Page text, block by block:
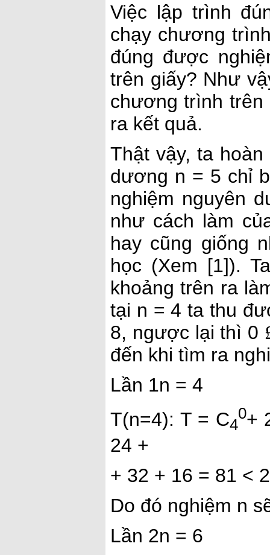
Việc lập trình
chạy chương
đúng được
trên giấy? Như
chương trình trên
ra kết quả.
Thật vậy, ta
dương n = 5 chỉ
nghiệm nguyên
như cách làm
hay cũng giống
học (Xem [1]).
khoảng trên ra
tại n = 4 ta thu
8, ngược lại thì 0
đến khi tìm ra
Lần 1n = 4
T(n=4): T = C4
0+
24 +
+ 32 + 16 = 81 <
Do đó nghiệm n
Lần 2n = 6